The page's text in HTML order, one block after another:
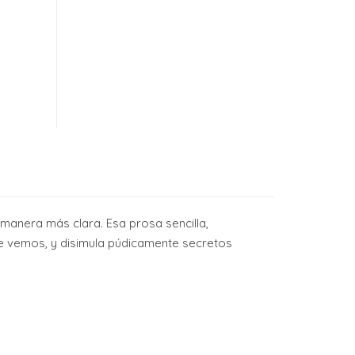
más clara. Esa prosa sencilla,
vemos, y disimula púdicamente secretos